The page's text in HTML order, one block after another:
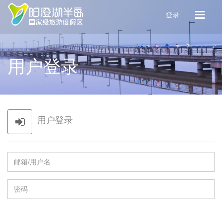
登录
用户登录
用户登录